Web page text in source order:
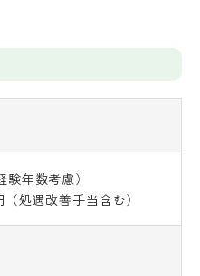
年数考慮）
遇改善手当含む）